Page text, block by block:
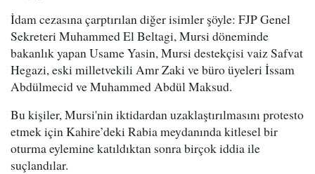
İdam cezasına çarptırılan diğer isimler şöyle: FJP Genel
Sekreteri Muhammed El Beltagi, Mursi döneminde
bakanlık yapan Usame Yasin, Mursi destekçisi vaiz Safvat
Hegazi, eski milletvekili Amr Zaki ve büro üyeleri İssam
Abdülmecid ve Muhammed Abdül Maksud.
Bu kişiler, Mursi'nin iktidardan uzaklaştırılmasını protesto
etmek için Kahire’deki Rabia meydanında kitlesel bir
oturma eylemine katıldıktan sonra birçok iddia ile
suçlandılar.